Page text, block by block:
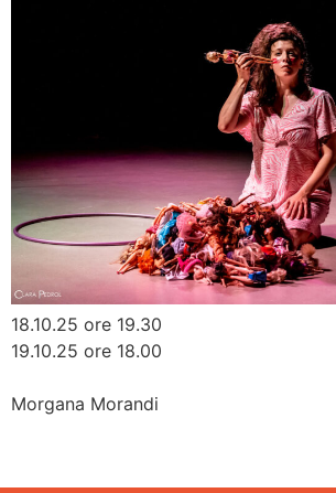
18.10.25 ore 19.30
19.10.25 ore 18.00
Morgana Morandi